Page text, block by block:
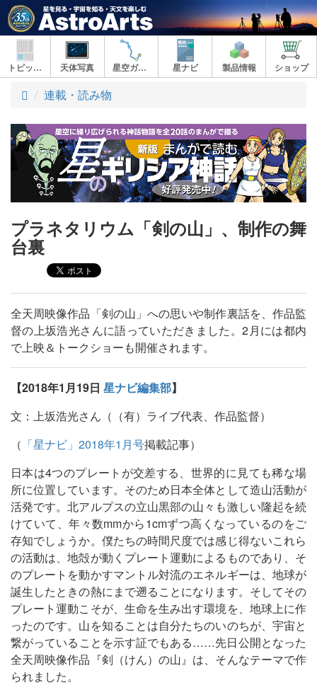
トピックス 天体写真 星空ガイド 星ナビ 製品情報 ショップ
ト
プ
連載・読み物
プラネタリウム「剣の山」、制作の舞
台裏
全天周映像作品「剣の山」への思いや制作裏話を、作品監
督の上坂浩光さんに語っていただきました。2月には都内
で上映＆トークショーも開催されます。
【2018年1月19日 星ナビ編集部】
文：上坂浩光さん（（有）ライブ代表、作品監督）
（ 「星ナビ」2018年1月号掲載記事）
日本は4つのプレートが交差する、世界的に見ても稀な場
所に位置しています。そのため日本全体として造山活動が
活発です。北アルプスの立山黒部の山々も激しい隆起を続
けていて、年々数mmから1cmずつ高くなっているのをご
存知でしょうか。僕たちの時間尺度では感じ得ないこれら
の活動は、地殻が動くプレート運動によるものであり、そ
のプレートを動かすマントル対流のエネルギーは、地球が
誕生したときの熱にまで遡ることになります。そしてその
プレート運動こそが、生命を生み出す環境を、地球上に作
ったのです。山を知ることは自分たちのいのちが、宇宙と
繋がっていることを示す証でもある……先日公開となった
全天周映像作品『剣（けん）の山』は、そんなテーマで作
られました。